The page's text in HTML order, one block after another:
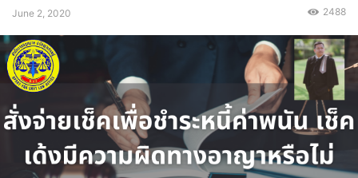
June 2, 2020 2488